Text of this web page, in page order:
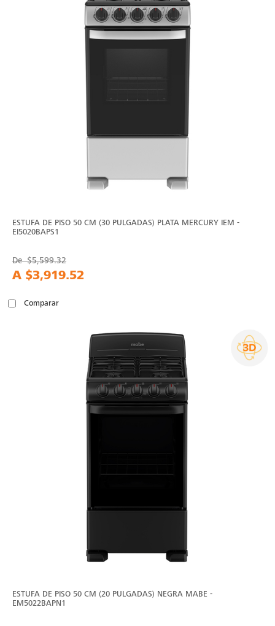
ESTUFA DE PISO 50 CM (30 PULGADAS) PLATA MERCURY IEM -
EI5020BAPS1
De$5,599.32
A $3,919.52
Comparar
ESTUFA DE PISO 50 CM (20 PULGADAS) NEGRA MABE -
EM5022BAPN1